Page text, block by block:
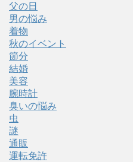
父の日
男の悩み
着物
秋のイベント
節分
結婚
美容
腕時計
臭いの悩み
虫
謎
通販
運転免許